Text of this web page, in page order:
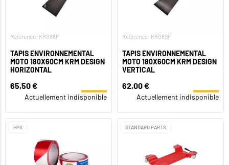
Référence: KR088F
TAPIS ENVIRONNEMENTAL
MOTO 180X60CM KRM DESIGN
HORIZONTAL
65,50 €
Actuellement indisponible
Référence: KR089F
TAPIS ENVIRONNEMENTAL
MOTO 180X60CM KRM DESIGN
VERTICAL
62,00 €
Actuellement indisponible
HPX STANDARD PARTS